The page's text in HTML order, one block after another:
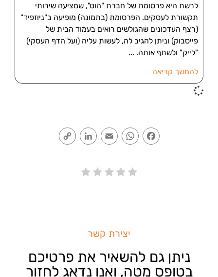
לרשת היא פרסומת של חברת "הוט", שמציעה שירותי
תקשורת לעסקים. הפרסומת (בתמונה) מופיעה ב"ניוזפיד"
(רצף העדכונים שהגולשים רואים בעמוד הבית של
פייסבוק) וניתן להגיב לה, לעשות עליה (ועל הדף העסקי)
"לייק" ולשתף אותה.
להמשך קריאה
Facebook
WhatsApp
Email
LinkedIn
יצירת קשר
ניתן גם להשאיר את פרטיכם
בטופס מטה, ואנו נדאג לחזור